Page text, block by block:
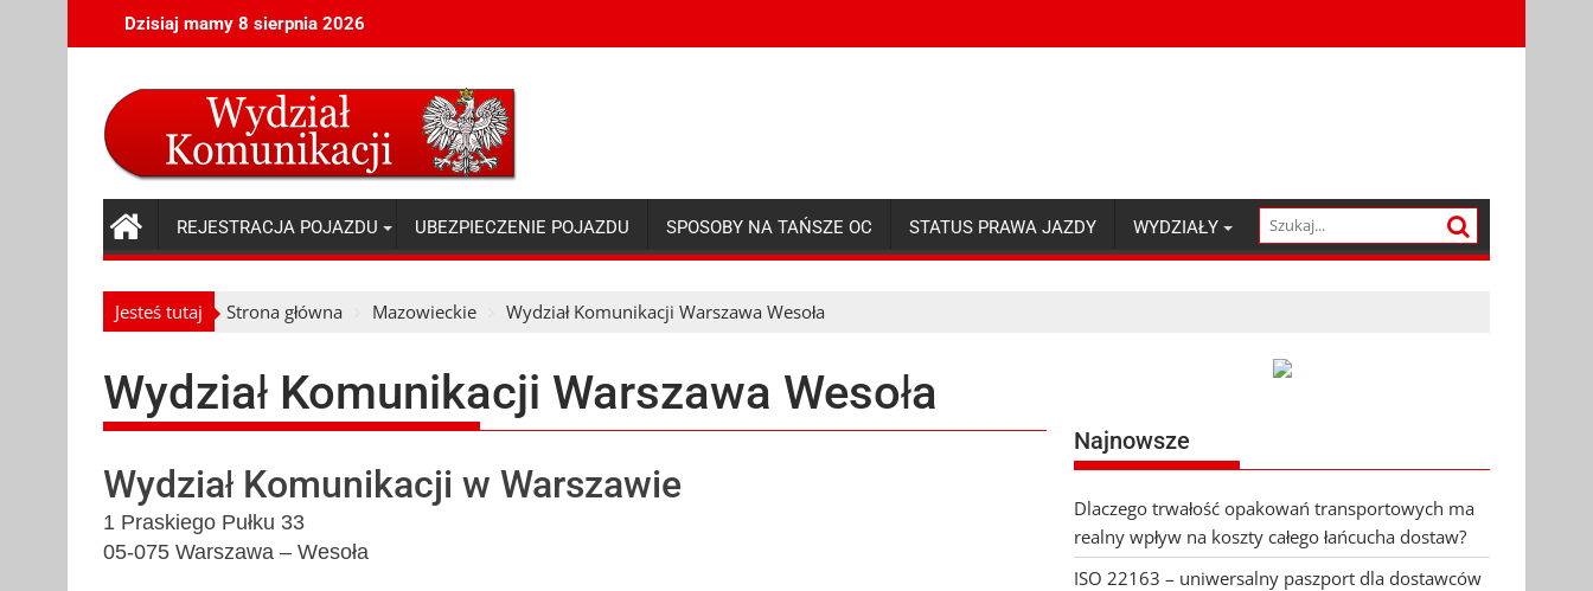
to
Dzisiaj mamy 8 sierpnia 2026
REJESTRACJA POJAZDU UBEZPIECZENIE POJAZDU SPOSOBY NA TAŃSZE OC STATUS PRAWA JAZDY WYDZIAŁY
Jesteś tutaj Strona główna Mazowieckie Wydział Komunikacji Warszawa Wesoła
Wydział Komunikacji Warszawa Wesoła
Wydział Komunikacji w Warszawie
1 Praskiego Pułku 33
05-075 Warszawa – Wesoła
Najnowsze
Dlaczego trwałość opakowań transportowych ma
realny wpływ na koszty całego łańcucha dostaw?
ISO 22163 – uniwersalny paszport dla dostawców